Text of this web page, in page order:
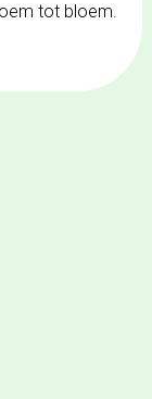
tot bloem.